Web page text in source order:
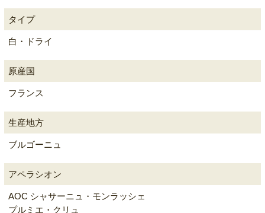
タイプ
白・ドライ
原産国
フランス
生産地方
ブルゴーニュ
アペラシオン
AOC シャサーニュ・モンラッシェ
プルミエ・クリュ